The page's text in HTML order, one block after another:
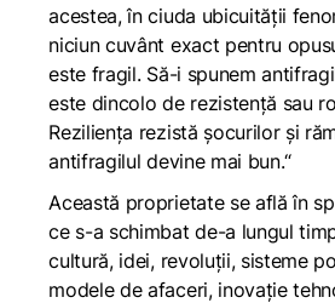
acestea, în ciuda ubicuității
niciun cuvânt exact pentru
este fragil. Să-i spunem
este dincolo de rezistență sau
Reziliența rezistă șocurilor și
antifragilul devine mai bun.“
Această proprietate se află în
ce s-a schimbat de-a lungul
cultură, idei, revoluții, sisteme
modele de afaceri, inovație